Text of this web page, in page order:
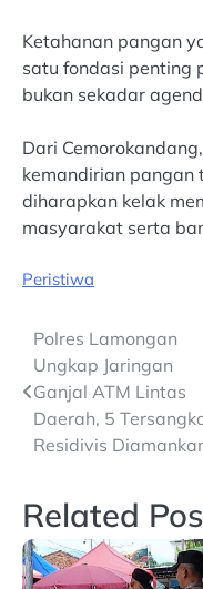
Ketahanan pangan
satu fondasi penting
bukan sekadar
Dari
kemandirian
diharapkan kelak
masyarakat serta
Peristiwa
Post
navigation
Polres Lamongan
Ungkap Jaringan
Ganjal ATM Lintas
Daerah, 5
Residivis
Related